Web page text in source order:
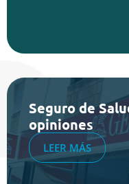
Seguro de
opiniones
LEER MÁS